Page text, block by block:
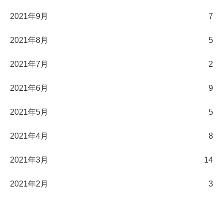
2021年9月 7
2021年8月 5
2021年7月 2
2021年6月 9
2021年5月 5
2021年4月 8
2021年3月 14
2021年2月 3